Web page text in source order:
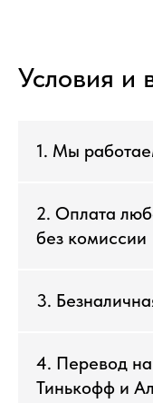
Условия и
1. Мы
2. Оплата
без комиссии
3.
4. Перевод
Тинькофф и